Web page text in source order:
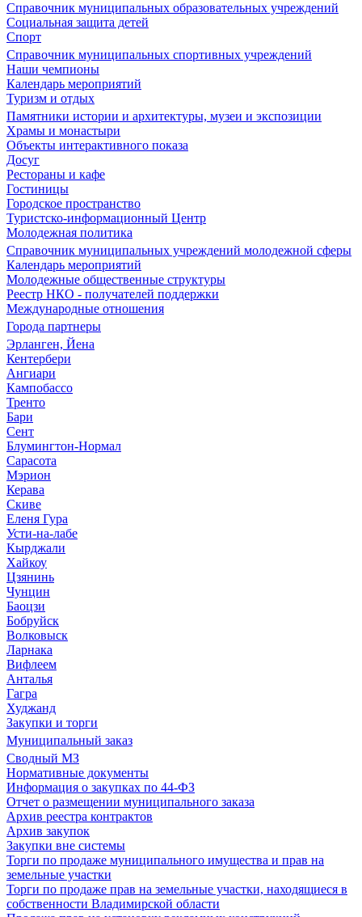
Справочник муниципальных образовательных учреждений
Социальная защита детей
Спорт
Справочник муниципальных спортивных учреждений
Наши чемпионы
Календарь мероприятий
Туризм и отдых
Памятники истории и архитектуры, музеи и экспозиции
Храмы и монастыри
Объекты интерактивного показа
Досуг
Рестораны и кафе
Гостиницы
Городское пространство
Туристско-информационный Центр
Молодежная политика
Справочник муниципальных учреждений молодежной сферы
Календарь мероприятий
Молодежные общественные структуры
Реестр НКО - получателей поддержки
Международные отношения
Города партнеры
Эрланген, Йена
Кентербери
Ангиари
Кампобассо
Тренто
Бари
Сент
Блумингтон-Нормал
Сарасота
Мэрион
Керава
Скиве
Еленя Гура
Усти-на-лабе
Кырджали
Хайкоу
Цзянинь
Чунцин
Баоцзи
Бобруйск
Волковыск
Ларнака
Вифлеем
Анталья
Гагра
Худжанд
Закупки и торги
Муниципальный заказ
Сводный МЗ
Нормативные документы
Информация о закупках по 44-ФЗ
Отчет о размещении муниципального заказа
Архив реестра контрактов
Архив закупок
Закупки вне системы
Торги по продаже муниципального имущества и прав на
земельные участки
Торги по продаже прав на земельные участки, находящиеся в
собственности Владимирской области